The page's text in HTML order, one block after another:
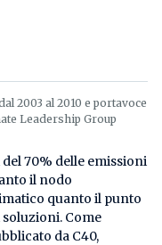
2003 al 2010 e portavoce
Leadership Group
70% delle emissioni
il nodo
quanto il punto
Come
da C40,